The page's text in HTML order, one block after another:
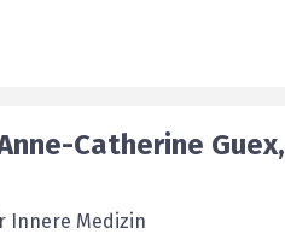
Catherine Guex,
Innere Medizin